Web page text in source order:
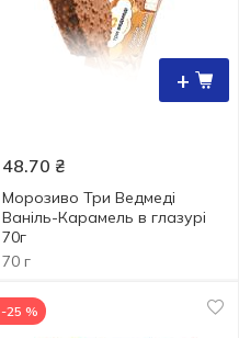
+
48.70 ₴
Морозиво Три Ведмеді
Ваніль-Карамель в глазурі
70г
70 г
-25 %